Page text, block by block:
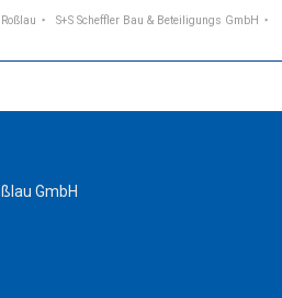
S+S Scheffler Bau & Beteiligungs GmbH
GmbH